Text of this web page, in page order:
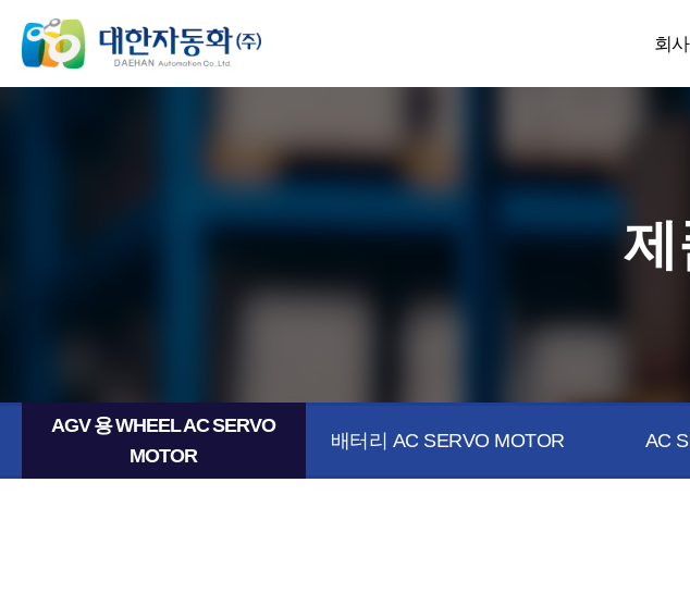
회
제
AGV 용 WHEEL AC SERVO
MOTOR
배터리 AC SERVO MOTOR AC